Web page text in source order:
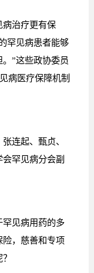
病治疗更有保
罕见病患者能够
”这些政协委员
病医疗保障机制
连起、甄贞、
罕见病分会副
罕见病用药的多
险，慈善和专项